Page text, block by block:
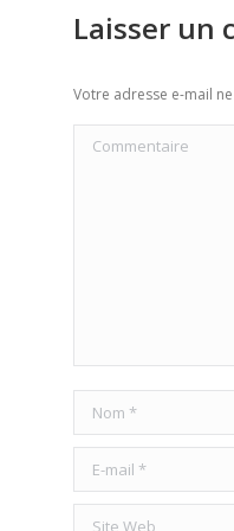
Laisser un
Votre adresse e-mail
Commentaire
Nom *
E-mail *
Site Web